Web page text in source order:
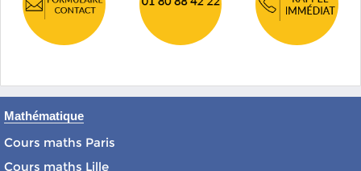
Mathématique
Cours maths Paris
Cours maths Lille